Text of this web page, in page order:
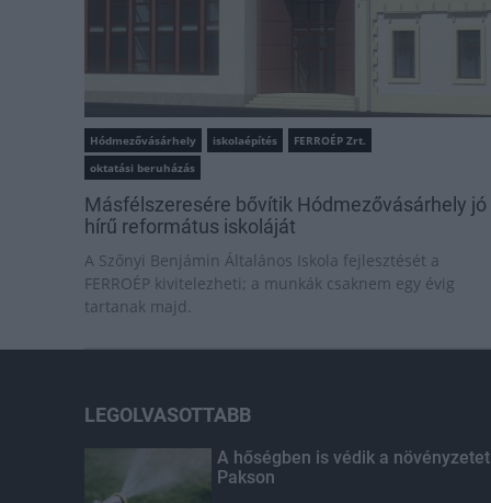
Hódmezővásárhely iskolaépítés
FERROÉP Zrt.
oktatási beruházás
Másfélszeresére bővítik Hódmezővásárhely jó
hírű református iskoláját
A Szőnyi Benjámin Általános Iskola fejlesztését a
FERROÉP kivitelezheti; a munkák csaknem egy évig
tartanak majd.
LEGOLVASOTTABB
A hőségben is védik a növényzetet
Pakson